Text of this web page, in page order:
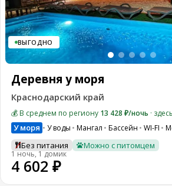
ВЫГОДНО
Деревня у моря
Краснодарский край
💰 В среднем по региону 13 428 ₽/ночь · здесь
У моря У воды Мангал Бассейн WI-FI
Без питания Можно с питомцем
1 ночь, 1 домик
4 602 ₽